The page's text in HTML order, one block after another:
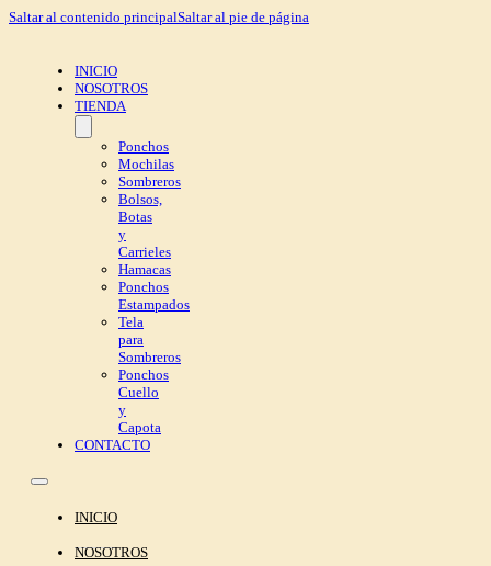
Saltar al contenido principalSaltar al pie de página
INICIO
NOSOTROS
TIENDA
Ponchos
Mochilas
Sombreros
Bolsos,
Botas
y
Carrieles
Hamacas
Ponchos
Estampados
Tela
para
Sombreros
Ponchos
Cuello
y
Capota
CONTACTO
INICIO
NOSOTROS